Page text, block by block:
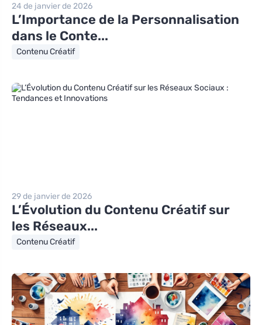
24 de janvier de 2026
L’Importance de la Personnalisation
dans le Conte...
Contenu Créatif
29 de janvier de 2026
L’Évolution du Contenu Créatif sur
les Réseaux...
Contenu Créatif